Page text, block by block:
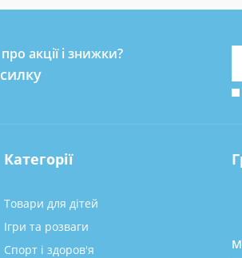
цифрової
акції і знижки?
Категорії
Товари для дітей
Ігри та розваги
Спорт і здоров'я